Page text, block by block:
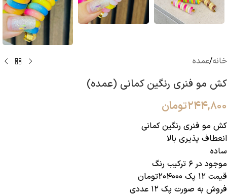
خانه/عمده
کش مو فنری رنگین کمانی (عمده)
۲۴۴,۸۰۰تومان
کش مو فنری رنگین کمانی
انعطاف پذیری بالا
ساده
موجود در ۶ ترکیب رنگ
قیمت ۱۲ پک ۲۰۴۰۰۰تومان
فروش به صورت پک ۱۲ عددی